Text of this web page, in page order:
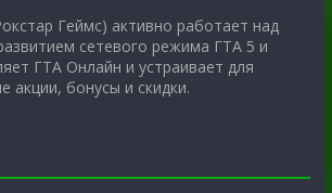
Геймс) активно работает над
сетевого режима ГТА 5 и
ГТА Онлайн и устраивает для
акции, бонусы и скидки.